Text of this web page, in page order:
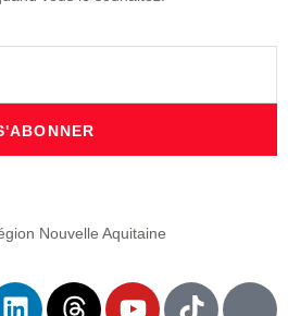
Nouvelle Aquitaine